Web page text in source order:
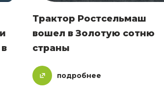
Трактор Ростсельмаш
вошел в Золотую сотню
страны
подробнее